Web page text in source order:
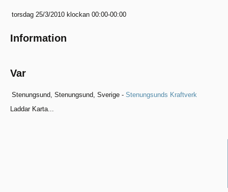
torsdag 25/3/2010 klockan 00:00-00:00
Information
Var
Stenungsund, Stenungsund, Sverige - Stenungsunds Kraftverk
Laddar Karta...